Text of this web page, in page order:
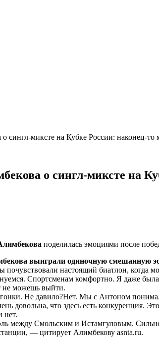
сингл-миксте на Кубке России: наконец-
о сингл-миксте на
поделилась эмоциями после
выиграли одиночную смешанную
настоящий биатлон, когда
Спортсменам комфортно. Я даже
не можешь выйти.
Не давило?Нет. Мы с Антоном
довольна, что здесь есть конкуренция.
нет.
между Смольским и Истамгуловым.
— цитирует Алимбекову asnta.ru.